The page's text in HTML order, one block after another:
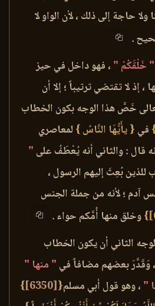
حاجة إلى ذلك ، لأن الواو لا
.
" خَلْقَكُمْ " ، فهو داخل في حيز
، إذ لا تقتضي ترتيباً ؛ إلا أن
خَصَّ هذا الوجه بكون الخطاب
في { يأَيُّهَا النَّاسُ } لمعاصري
قال : والثاني أنه يُعْطَفُ على "
بُعِثَ إليهم الرسول ،
آدم ؛ لأنه من جملة الجنس
}وخلق منها أُمَّكم حواء .
الثاني أن يكون الخطاب
وَقَدَّرَ بعضهم مضافاً في " منها "
" ، وهو قول أبي مسلم{
[6350]
}